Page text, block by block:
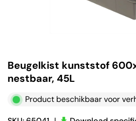
Beugelkist kunststof
nestbaar, 45L
Product beschikbaar voor